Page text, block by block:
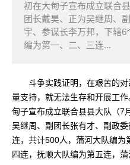
初在大甸子宣布成立联合
团长戴昊、正为吴继周、
宇、参谋长李万邦，下辖6
编为第一、二、三连...
斗争实践证明，在艰苦的对
量支持，就无法生存和开展工
甸子宣布成立联合县县大队（7
吴继周、副团长张有才、副政
连，共计500人，蒲河大队编为
四连，抚顺大队编为第五连，蒲